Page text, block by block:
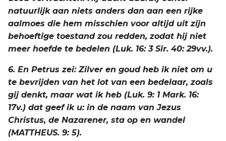
natuurlijk aan niets anders dan aan een rijke
aalmoes die hem misschien voor altijd uit zijn
behoeftige toestand zou redden, zodat hij niet
meer hoefde te bedelen (Luk. 16: 3 Sir. 40: 29vv.).
6. En Petrus zei: Zilver en goud heb ik niet om u
te bevrijden van het lot van een bedelaar, zoals
gij denkt, maar wat ik heb (Luk. 9: 1 Mark. 16:
17v.) dat geef ik u: in de naam van Jezus
Christus, de Nazarener, sta op en wandel
(MATTHEUS. 9: 5).